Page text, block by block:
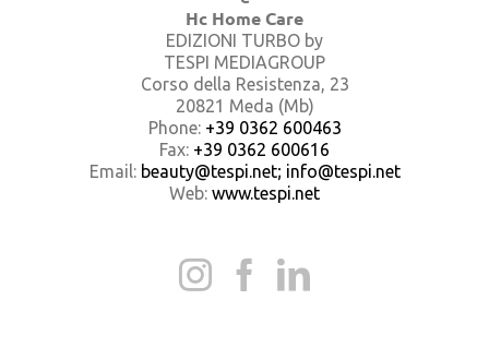
Hc Home Care
EDIZIONI TURBO by
TESPI MEDIAGROUP
Corso della Resistenza, 23
20821 Meda (Mb)
Phone: +39 0362 600463
Fax: +39 0362 600616
Email: beauty@tespi.net; info@tespi.net
Web: www.tespi.net